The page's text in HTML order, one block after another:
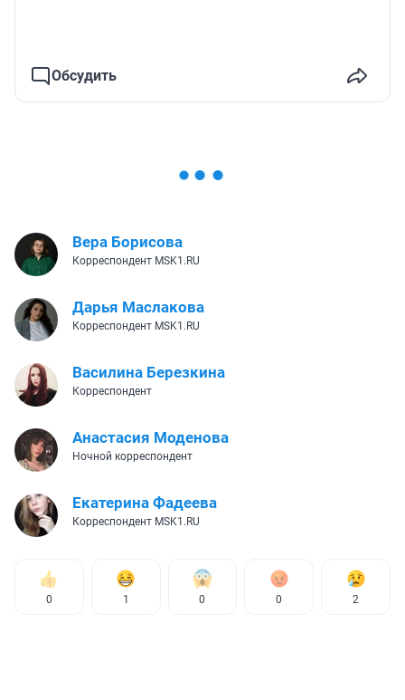
Обсудить
Вера Борисова
Корреспондент MSK1.RU
Дарья Маслакова
Корреспондент MSK1.RU
Василина Березкина
Корреспондент
Анастасия Моденова
Ночной корреспондент
Екатерина Фадеева
Корреспондент MSK1.RU
0 1 0 0 2